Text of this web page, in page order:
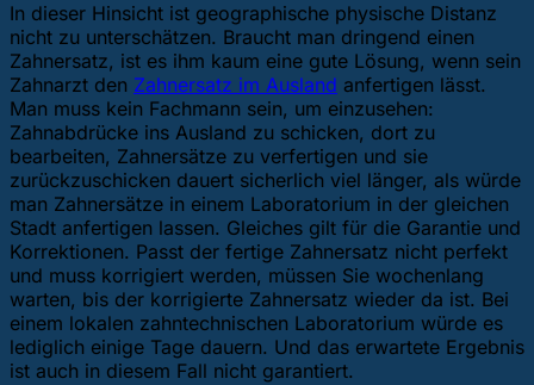
In dieser Hinsicht ist geographische physische Distanz
nicht zu unterschätzen. Braucht man dringend einen
Zahnersatz, ist es ihm kaum eine gute Lösung, wenn sein
Zahnarzt den Zahnersatz im Ausland anfertigen lässt.
Man muss kein Fachmann sein, um einzusehen:
Zahnabdrücke ins Ausland zu schicken, dort zu
bearbeiten, Zahnersätze zu verfertigen und sie
zurückzuschicken dauert sicherlich viel länger, als würde
man Zahnersätze in einem Laboratorium in der gleichen
Stadt anfertigen lassen. Gleiches gilt für die Garantie und
Korrektionen. Passt der fertige Zahnersatz nicht perfekt
und muss korrigiert werden, müssen Sie wochenlang
warten, bis der korrigierte Zahnersatz wieder da ist. Bei
einem lokalen zahntechnischen Laboratorium würde es
lediglich einige Tage dauern. Und das erwartete Ergebnis
ist auch in diesem Fall nicht garantiert.